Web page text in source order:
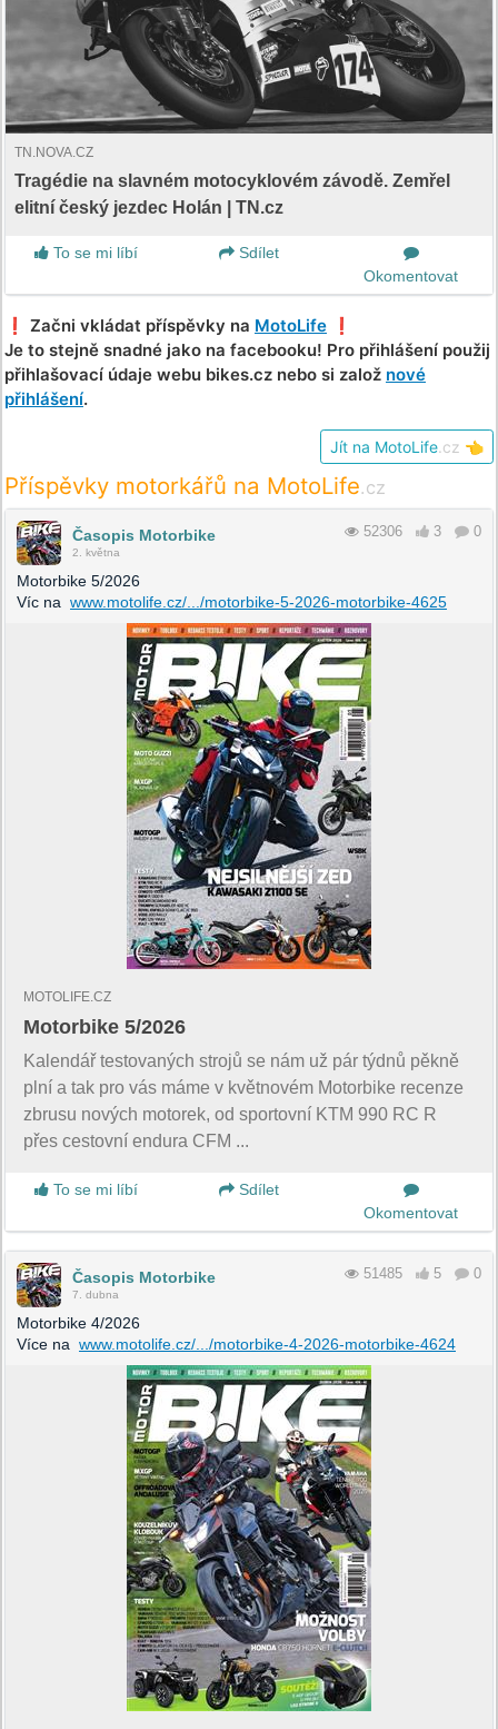
TN.NOVA.CZ
Tragédie na slavném motocyklovém závodě. Zemřel
elitní český jezdec Holán | TN.cz
To se mi líbí
Sdílet
Okomentovat
❗️ Začni vkládat příspěvky na MotoLife ❗️
Je to stejně snadné jako na facebooku! Pro přihlášení použij
přihlašovací údaje webu bikes.cz nebo si založ nové
přihlášení.
Jít na MotoLife .cz 👈
Příspěvky motorkářů na MotoLife.cz
Časopis Motorbike
2. května
52306 3 0
Motorbike 5/2026
Víc na www.motolife.cz/.../motorbike-5-2026-motorbike-4625
MOTOLIFE.CZ
Motorbike 5/2026
Kalendář testovaných strojů se nám už pár týdnů pěkně
plní a tak pro vás máme v květnovém Motorbike recenze
zbrusu nových motorek, od sportovní KTM 990 RC R
přes cestovní endura CFM ...
To se mi líbí
Sdílet
Okomentovat
Časopis Motorbike
7. dubna
51485 5 0
Motorbike 4/2026
Více na www.motolife.cz/.../motorbike-4-2026-motorbike-4624